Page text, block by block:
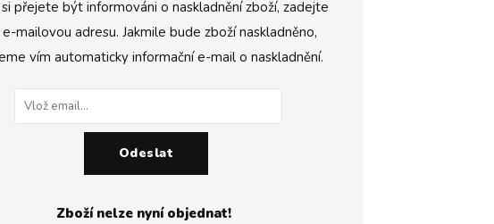
přejete být informováni o naskladnění zboží, zadejte
mailovou adresu. Jakmile bude zboží naskladněno,
vím automaticky informační e-mail o naskladnění.
Odeslat
Zboží nelze nyní objednat!